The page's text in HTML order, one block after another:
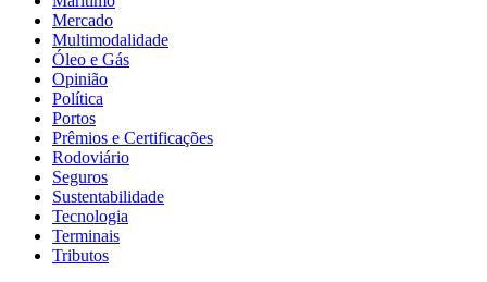
Mercado
Multimodalidade
Óleo e Gás
Opinião
Política
Portos
Prêmios e Certificações
Rodoviário
Seguros
Sustentabilidade
Tecnologia
Terminais
Tributos